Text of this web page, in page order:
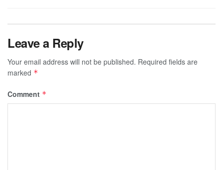
Leave a Reply
Your email address will not be published. Required fields are
marked *
Comment *